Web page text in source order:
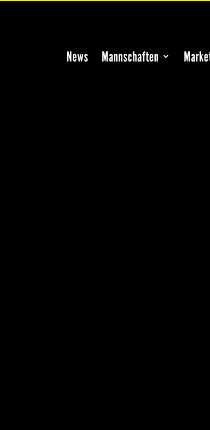
News Mannschaften